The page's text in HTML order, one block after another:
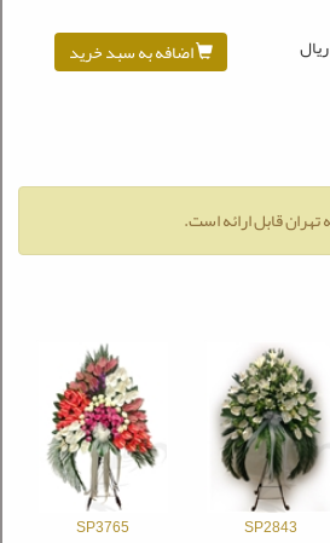
اضافه به سبد خرید
ريال
قابل ارائه است.
SP2843
SP3765